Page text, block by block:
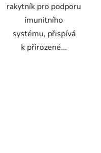
rakytník pro podporu
imunitního
systému, přispívá
k přirozené...